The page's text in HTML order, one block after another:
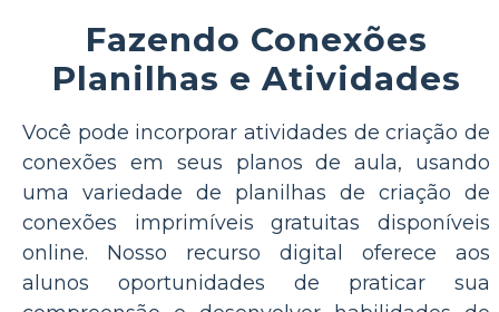
Fazendo Conexões
Planilhas e Atividades
Você pode incorporar atividades de criação de
conexões em seus planos de aula, usando
uma variedade de planilhas de criação de
conexões imprimíveis gratuitas disponíveis
online. Nosso recurso digital oferece aos
alunos oportunidades de praticar sua